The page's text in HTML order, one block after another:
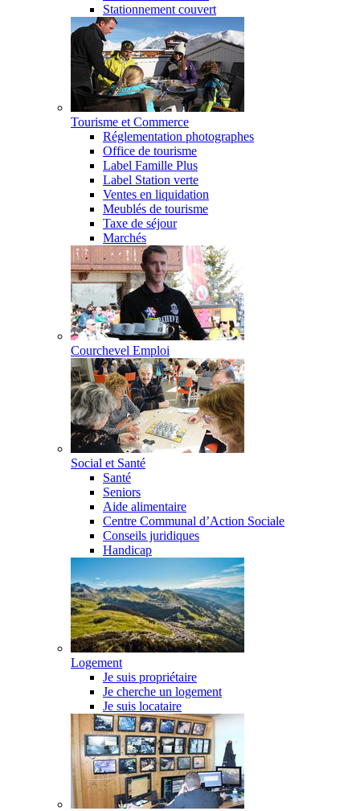
Stationnement couvert
Tourisme et Commerce
Réglementation photographes
Office de tourisme
Label Famille Plus
Label Station verte
Ventes en liquidation
Meublés de tourisme
Taxe de séjour
Marchés
Courchevel Emploi
Social et Santé
Santé
Seniors
Aide alimentaire
Centre Communal d’Action Sociale
Conseils juridiques
Handicap
Logement
Je suis propriétaire
Je cherche un logement
Je suis locataire